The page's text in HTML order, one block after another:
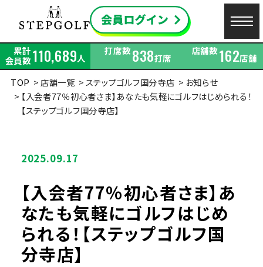
累計
会員数110,689人
打席数838打席
店舗数162店舗
TOP
店舗一覧 ステップゴルフ国分寺店
お知らせ
【入会者77％初心者さま】あなたも気軽にゴルフはじめられる！
【ステップゴルフ国分寺店】
2025.09.17
【入会者77％初心者さま】あ
なたも気軽にゴルフはじめ
られる！【ステップゴルフ国
分寺店】